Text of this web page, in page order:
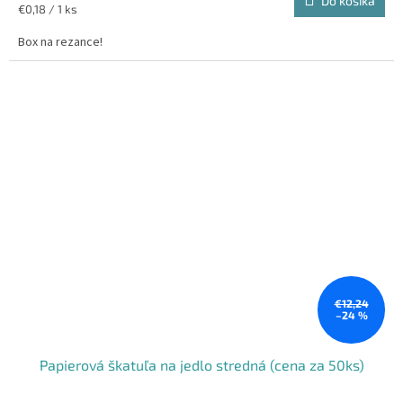
Jednotková
€0,18 / 1 ks
Box na rezance!
€12,24
–24 %
Papierová škatuľa na jedlo stredná (cena za 50ks)